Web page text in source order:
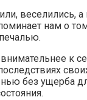
веселились, а
нам о
внимательнее к
без ущерба